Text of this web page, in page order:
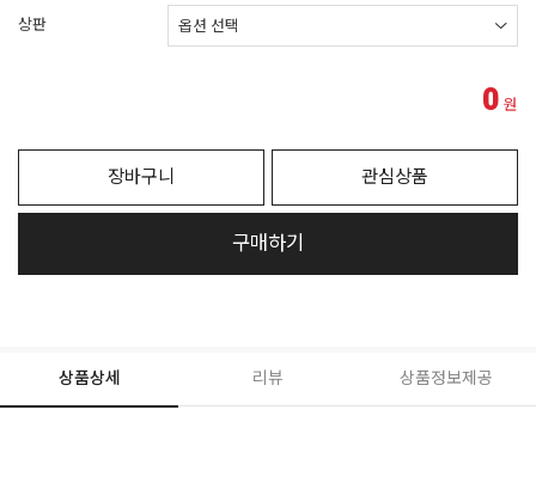
상판
0 원
장바구니 관심상품
구매하기
상품상세 리뷰 상품정보제공